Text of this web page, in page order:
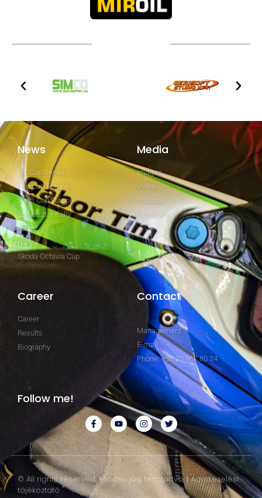
News
GT Cup Series
Clio Cup Europe
Swift Cup Europe
Szilveszter Rally
Rally2
Rally3
Skoda Octavia Cup
Media
Images
Video
Youtube
Facebook
Career
Career
Results
Biography
Contact
Management
E-mail
Phone: +36 20 967 80 24
Follow me!
© All rights reserved. Minden jog fenntartva. | Adatkezelési
tájékoztató